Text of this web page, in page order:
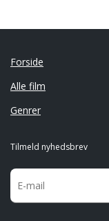
Forside
Alle film
Genrer
Tilmeld nyhedsbrev